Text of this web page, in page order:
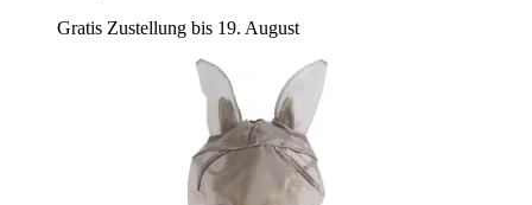
Gratis Zustellung bis 19. August